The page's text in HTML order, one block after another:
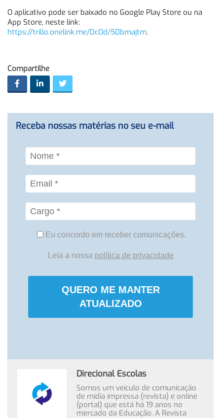
O aplicativo pode ser baixado no Google Play Store ou na
App Store, neste link:
https://trillo.onelink.me/DcOd/50bmajtm.
Compartilhe
Receba nossas matérias no seu e-mail
Eu concordo em receber comunicações.
Leia a nossa política de privacidade
QUERO ME MANTER
ATUALIZADO
Direcional Escolas
Somos um veículo de comunicação
de mídia impressa (revista) e online
(portal) que está há 19 anos no
mercado da Educação. A Revista